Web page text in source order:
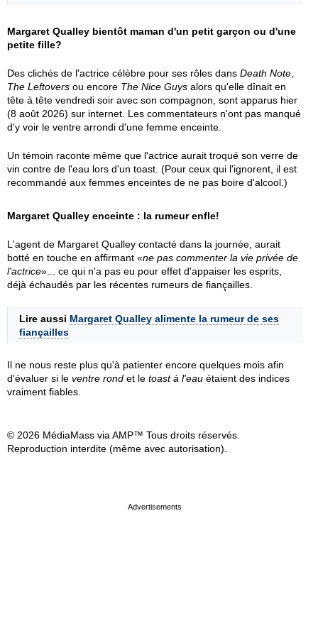
Margaret Qualley bientôt maman d'un petit garçon ou d'une
petite fille?
Des clichés de l'actrice célèbre pour ses rôles dans Death Note
The Leftovers ou encore The Nice Guys alors qu'elle dînait en
tête à tête vendredi soir avec son compagnon, sont apparus hier
(8 août 2026) sur internet. Les commentateurs n'ont pas manqué
d'y voir le ventre arrondi d'une femme enceinte.
Un témoin raconte même que l'actrice aurait troqué son verre de
vin contre de l'eau lors d'un toast. (Pour ceux qui l'ignorent, il est
recommandé aux femmes enceintes de ne pas boire d'alcool.)
Margaret Qualley enceinte : la rumeur enfle!
L'agent de Margaret Qualley contacté dans la journée, aurait
botté en touche en affirmant «ne pas commenter la vie privée de
l'actrice»... ce qui n'a pas eu pour effet d'appaiser les esprits,
déjà échaudés par les récentes rumeurs de fiançailles.
Lire aussi Margaret Qualley alimente la rumeur de ses
fiançailles
Il ne nous reste plus qu'à patienter encore quelques mois afin
d'évaluer si le ventre rond et le toast à l'eau étaient des indices
vraiment fiables.
© 2026 MédiaMass via AMP™ Tous droits réservés.
Reproduction interdite (même avec autorisation).